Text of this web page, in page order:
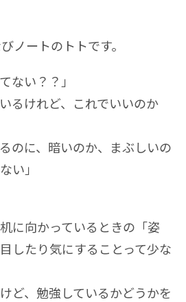
ノートのトトです。
ない？？」
るけれど、これでいいのか
のに、暗いのか、まぶしいの
い」
に向かっているときの「姿
したり気にすることって少な
ど、勉強しているかどうかを